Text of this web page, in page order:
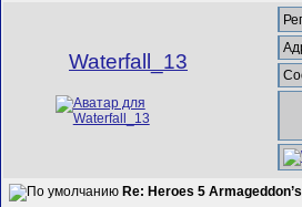
Waterfall_13
Re: Heroes 5